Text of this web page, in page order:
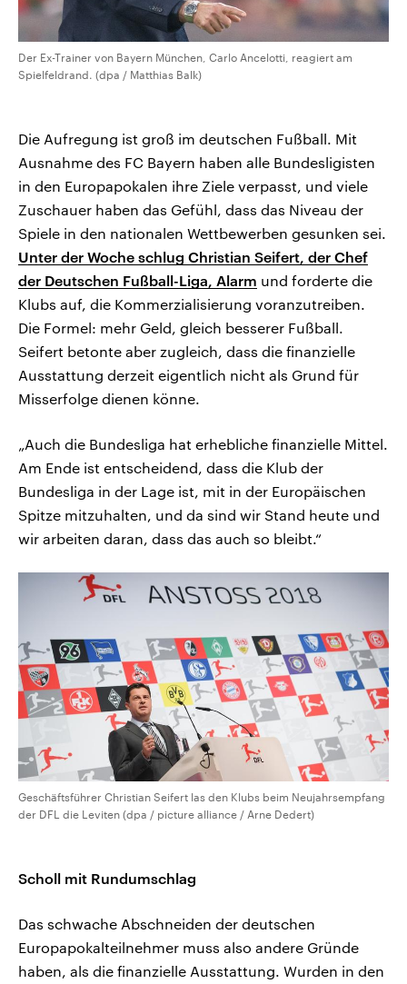
Der Ex-Trainer von Bayern München, Carlo Ancelotti, reagiert am
Spielfeldrand. (dpa / Matthias Balk)
Die Aufregung ist groß im deutschen Fußball. Mit
Ausnahme des FC Bayern haben alle Bundesligisten
in den Europapokalen ihre Ziele verpasst, und viele
Zuschauer haben das Gefühl, dass das Niveau der
Spiele in den nationalen Wettbewerben gesunken sei.
Unter der Woche schlug Christian Seifert, der Chef
der Deutschen Fußball-Liga, Alarm und forderte die
Klubs auf, die Kommerzialisierung voranzutreiben.
Die Formel: mehr Geld, gleich besserer Fußball.
Seifert betonte aber zugleich, dass die finanzielle
Ausstattung derzeit eigentlich nicht als Grund für
Misserfolge dienen könne.
„Auch die Bundesliga hat erhebliche finanzielle Mittel.
Am Ende ist entscheidend, dass die Klub der
Bundesliga in der Lage ist, mit in der Europäischen
Spitze mitzuhalten, und da sind wir Stand heute und
wir arbeiten daran, dass das auch so bleibt.“
Geschäftsführer Christian Seifert las den Klubs beim Neujahrsempfang
der DFL die Leviten (dpa / picture alliance / Arne Dedert)
Scholl mit Rundumschlag
Das schwache Abschneiden der deutschen
Europapokalteilnehmer muss also andere Gründe
haben, als die finanzielle Ausstattung. Wurden in den